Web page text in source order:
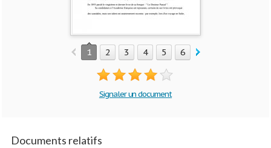
1 2 3 4 5 6 7
Signaler un document
Documents relatifs